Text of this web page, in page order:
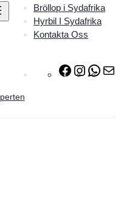
Bröllop i Sydafrika
Hyrbil I Sydafrika
Kontakta Oss
F
I
W